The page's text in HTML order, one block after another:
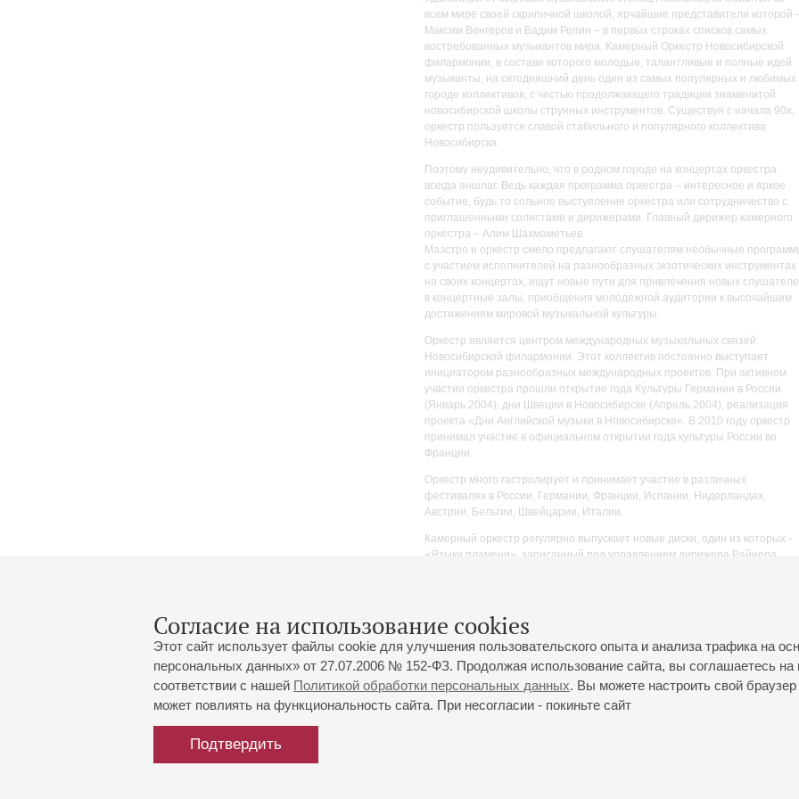
Согласие на использование cookies
Этот сайт использует файлы cookie для улучшения пользовательского опыта и анализа трафика на
персональных данных» от 27.07.2006 № 152-ФЗ. Продолжая использование сайта, вы соглашаетесь
соответствии с нашей Политикой обработки персональных данных. Вы можете настроить свой
может повлиять на функциональность сайта. При несогласии - покиньте сайт
Подтвердить
всем мире своей скрипичной школой, ярчайшие представители которой
Максим Венгеров и Вадим Репин – в первых строках списков самых
востребованных музыкантов мира. Камерный Оркестр Новосибирской
филармонии, в составе которого молодые, талантливые и полные идей
музыканты, на сегодняшний день один из самых популярных и любимых
городе коллективов, с честью продолжающего традиции знаменитой
новосибирской школы струнных инструментов. Существуя с начала 90х,
оркестр пользуется славой стабильного и популярного коллектива
Новосибирска.
Поэтому неудивительно, что в родном городе на концертах оркестра
всегда аншлаг. Ведь каждая программа оркестра – интересное и яркое
событие, будь то сольное выступление оркестра или сотрудничество с
приглашенными солистами и дирижерами. Главный дирижер камерного
оркестра – Алим Шахмаметьев.
Маэстро и оркестр смело предлагают слушателям необычные
с участием исполнителей на разнообразных экзотических инструментах
на своих концертах, ищут новые пути для привлечения новых
в концертные залы, приобщения молодёжной аудитории к высочайшим
достижениям мировой музыкальной культуры.
Оркестр является центром международных музыкальных связей
Новосибирской филармонии. Этот коллектив постоянно выступает
инициатором разнообразных международных проектов. При активном
участии оркестра прошли открытие года Культуры Германии в России
(Январь 2004), дни Швеции в Новосибирске (Апрель 2004), реализация
проекта «Дни Английской музыки в Новосибирске». В 2010 году оркестр
принимал участие в официальном открытии года культуры России во
Франции.
Оркестр много гастролирует и принимает участие в различных
фестивалях в России, Германии, Франции, Испании, Нидерландах,
Австрии, Бельгии, Швейцарии, Италии.
Камерный оркестр регулярно выпускает новые диски, один из которых -
«Языки пламени», записанный под управлением дирижера Райнера
Большой зал:
191186, Санкт-Петербург, Михайловская ул., 2